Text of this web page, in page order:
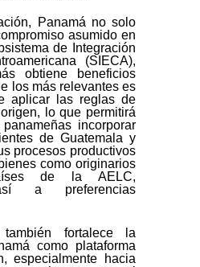
Panamá no solo
asumido en
de Integración
(SIECA),
obtiene beneficios
los más relevantes es
aplicar las reglas de
lo que permitirá
incorporar
de Guatemala y
procesos productivos
como originarios
de la AELC,
a preferencias
fortalece la
como plataforma
especialmente hacia